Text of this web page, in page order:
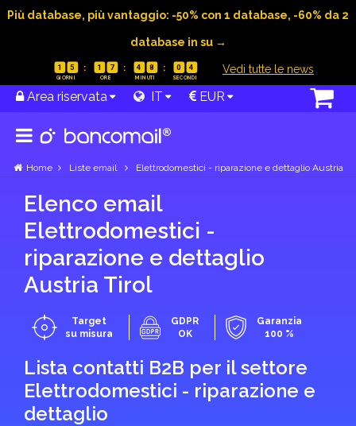
Più database, più vantaggio: -50% con 1 database, -60% da 2
database in su →
1 5 1 7 4 8 0 3 Vedi tutte le news
Area riservata IT EUR
Home Liste email Elettrodomestici - riparazione e dettaglio Austria
Elenco email
Elettrodomestici -
riparazione e dettaglio
Austria Tirol
Target
su misura
GDPR
OK
Garanzia
100 %
Lista contatti B2B per il settore
Elettrodomestici - riparazione e
dettaglio